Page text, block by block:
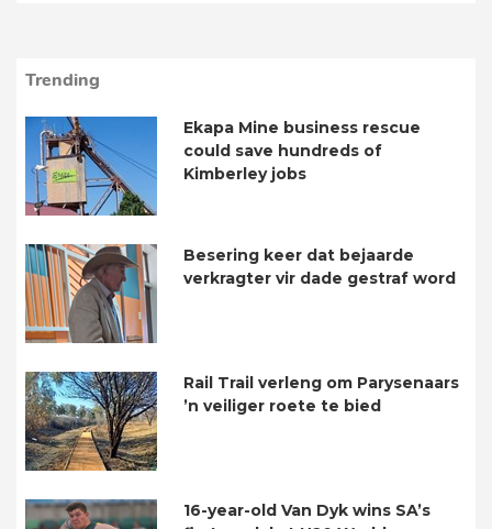
Trending
Ekapa Mine business rescue
could save hundreds of
Kimberley jobs
Besering keer dat bejaarde
verkragter vir dade gestraf word
Rail Trail verleng om Parysenaars
’n veiliger roete te bied
16-year-old Van Dyk wins SA’s